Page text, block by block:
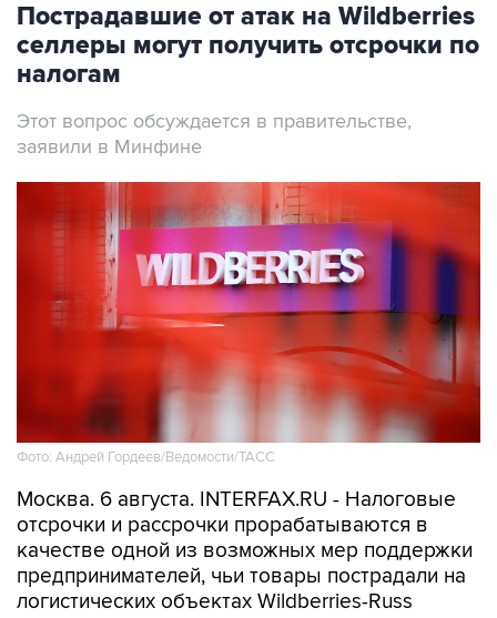
Пострадавшие от атак на Wildberries
селлеры могут получить отсрочки по
налогам
Этот вопрос обсуждается в правительстве,
заявили в Минфине
Фото: Андрей Гордеев/Ведомости/ТАСС
Москва. 6 августа. INTERFAX.RU - Налоговые
отсрочки и рассрочки прорабатываются в
качестве одной из возможных мер поддержки
предпринимателей, чьи товары пострадали на
логистических объектах Wildberries-Russ